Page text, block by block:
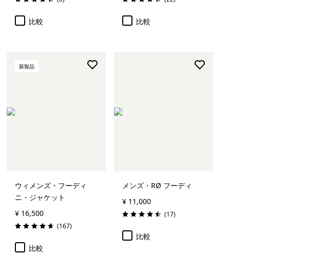
評価: 4.4 / 5
比較
評価: 4.5 / 5
比較
新製品
ウィメンズ・フーディ
ニ・ジャケット
¥ 16,500
評価: 4.7 / 5 (167レビュー
)
比較
メンズ・RØ フーディ
¥ 11,000
評価: 4.5 / 5 (17レビュー
)
比較